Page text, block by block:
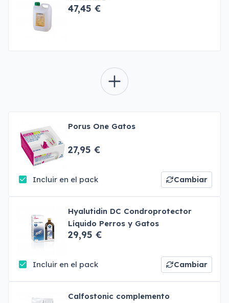
47,45 €
Porus One Gatos
27,95 €
Incluir en el pack Cambiar
Hyalutidin DC Condroprotector
Líquido Perros y Gatos
29,95 €
Incluir en el pack Cambiar
Calfostonic complemento